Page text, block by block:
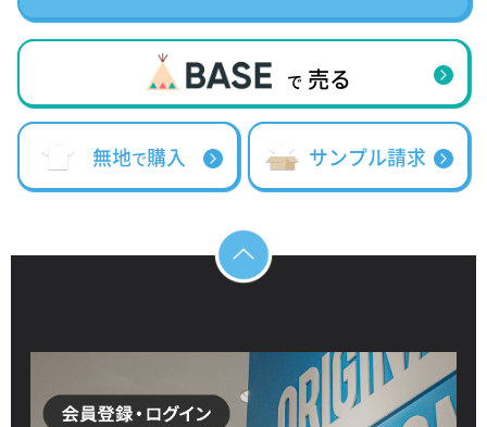
で 売る
無地で購入 サンプル請求